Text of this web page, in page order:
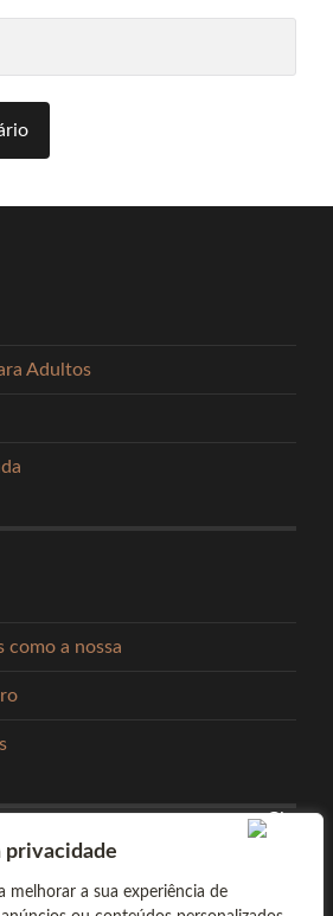
privacidade
melhorar a sua experiência de
Adultos
como a nossa